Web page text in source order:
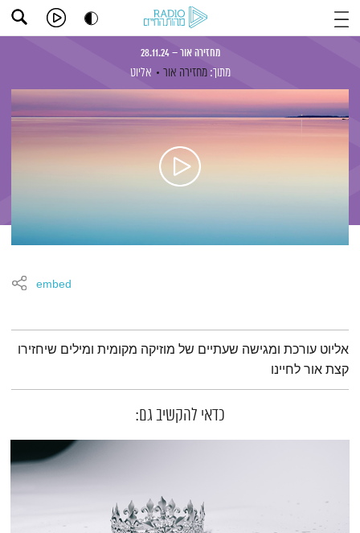
מחזירה אור – 28.11.24
מתוך: מחזירה אור אליוט
embed
תמצית הפודקאסט
אליוט עורכת ומגישה שעתיים של מוזיקה מקומית ומילים שיחזירו
קצת אור לחיינו
כדאי להקשיב גם: